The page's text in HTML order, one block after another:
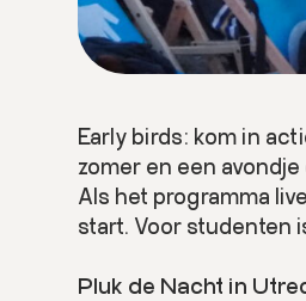
Early birds: kom in
zomer en een
Als het programma
start. Voor studenten
Pluk de Nacht in